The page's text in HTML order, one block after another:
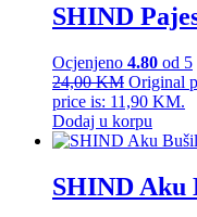
SHIND
Ocjenjeno 4.80 od 5
24,00KM Original
price is: 11,90 KM.
Dodaj u korpu
SHIND Aku